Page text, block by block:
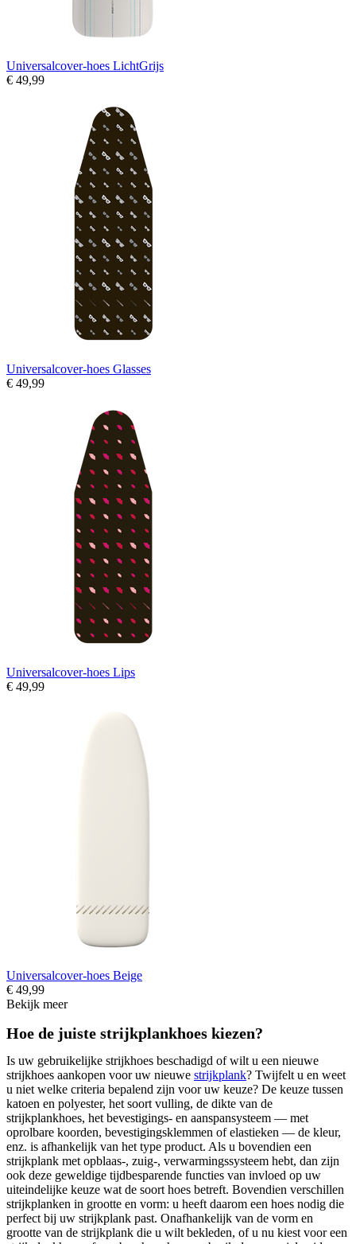
Universalcover-hoes LichtGrijs
€ 49,99
Universalcover-hoes Glasses
€ 49,99
Universalcover-hoes Lips
€ 49,99
Universalcover-hoes Beige
€ 49,99
Bekijk meer
Hoe de juiste strijkplankhoes kiezen?
Is uw gebruikelijke strijkhoes beschadigd of wilt u een nieuwe
strijkhoes aankopen voor uw nieuwe strijkplank? Twijfelt u en weet
u niet welke criteria bepalend zijn voor uw keuze? De keuze tussen
katoen en polyester, het soort vulling, de dikte van de
strijkplankhoes, het bevestigings- en aanspansysteem — met
oprolbare koorden, bevestigingsklemmen of elastieken — de kleur,
enz. is afhankelijk van het type product. Als u bovendien een
strijkplank met opblaas-, zuig-, verwarmingssysteem hebt, dan zijn
ook deze geweldige tijdbesparende functies van invloed op uw
uiteindelijke keuze wat de soort hoes betreft. Bovendien verschillen
strijkplanken in grootte en vorm: u heeft daarom een hoes nodig die
perfect bij uw strijkplank past. Onafhankelijk van de vorm en
grootte van de strijkplank die u wilt bekleden, of u nu kiest voor een